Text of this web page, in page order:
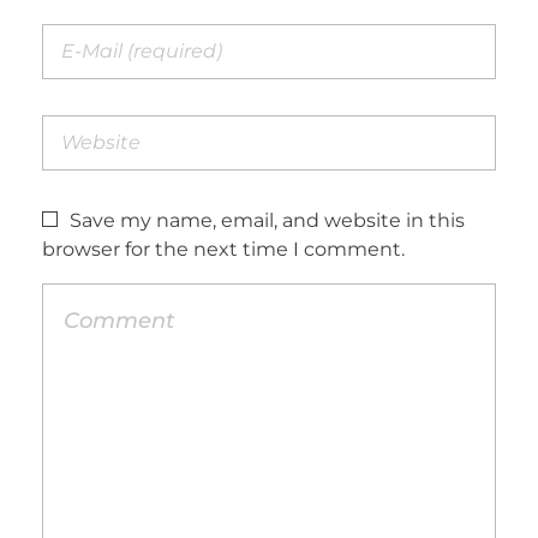
Save my name, email, and website in this
browser for the next time I comment.